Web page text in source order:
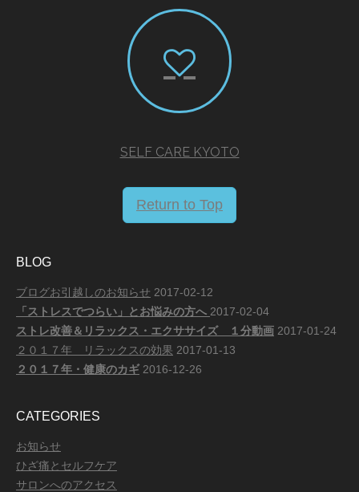
SELF CARE KYOTO
Return to Top
BLOG
ブログお引越しのお知らせ 2017-02-12
「ストレスでつらい」とお悩みの方へ 2017-02-04
ストレ改善＆リラックス・エクササイズ １分動画 2017-01-24
２０１７年 リラックスの効果 2017-01-13
２０１７年・健康のカギ 2016-12-26
CATEGORIES
お知らせ
ひざ痛とセルフケア
サロンへのアクセス